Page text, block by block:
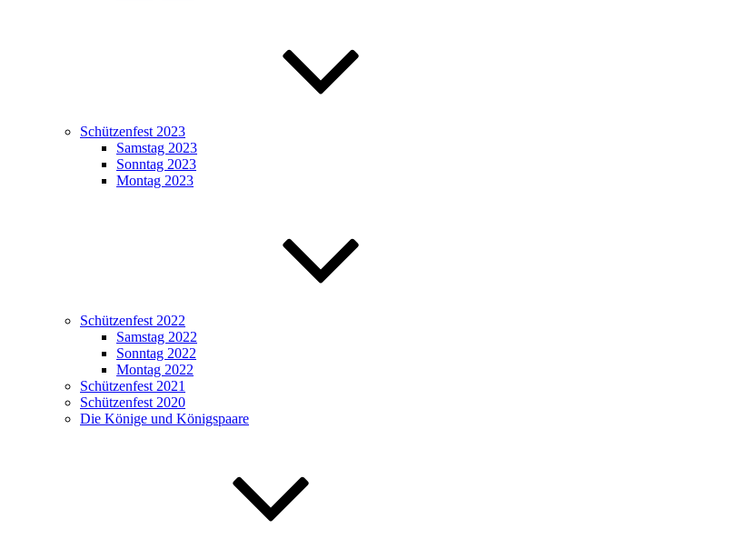
Schützenfest 2023
Samstag 2023
Sonntag 2023
Montag 2023
Schützenfest 2022
Samstag 2022
Sonntag 2022
Montag 2022
Schützenfest 2021
Schützenfest 2020
Die Könige und Königspaare